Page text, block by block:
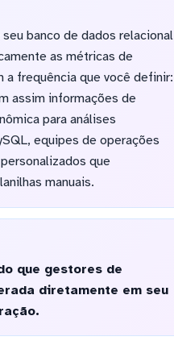
banco de dados relacional
as métricas de
frequência que você definir:
assim informações de
para análises
equipes de operações
que
manuais.
que gestores de
diretamente em seu